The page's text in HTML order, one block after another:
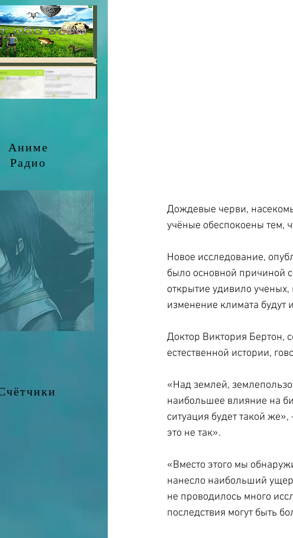
Дождевые черви,
учёные обеспокоены тем,
Новое исследование,
было основной причиной
открытие удивило
изменение климата будут
Доктор Виктория Бертон,
естественной истории,
«Над землей,
наибольшее влияние на
ситуация будет такой
это не так».
«Вместо этого мы
нанесло наибольший
не проводилось много
последствия могут быть
Аниме
Радио